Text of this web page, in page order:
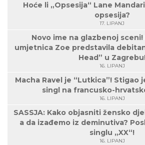
Hoće li „Opsesija“ Lane
opsesija?
17. LIPANJ
Novo ime na glazbenoj sceni!
umjetnica Zoe predstavila
Head” u
16. LIPANJ
Macha Ravel je “Lutkica”! Stigao
singl na francusko-
16. LIPANJ
SASSJA: Kako objasniti žensko
a da izađemo iz deminutiva?
singlu „XX“!
16. LIPANJ